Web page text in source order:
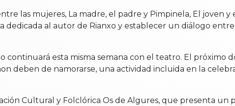
las mujeres, La madre, el padre y Pimpinela, El joven
dedicada al autor de Rianxo y establecer un diálogo
esta misma semana con el teatro. El próximo
deben de namorarse, una actividad incluida en la
Cultural y Folclórica Os de Algures, que presenta